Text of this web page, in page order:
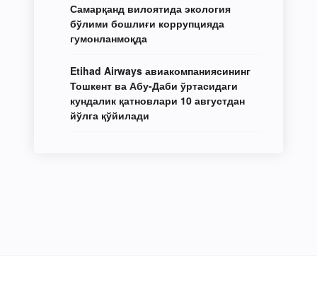
Самарқанд вилоятида экология
бўлими бошлиғи коррупцияда
гумонланмоқда
Etihad Airways авиакомпаниясининг
Тошкент ва Абу-Даби ўртасидаги
кундалик қатновлари 10 августдан
йўлга қўйилади